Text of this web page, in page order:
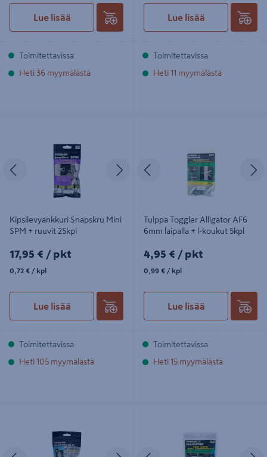
Lue lisää
Toimitettavissa
Heti 36 myymälästä
Lue lisää
Toimitettavissa
Heti 11 myymälästä
Edellinen Seuraava
Kipsilevyankkuri Snapskru Mini
SPM + ruuvit 25kpl
17,95€/pkt
17,95 € / pkt
0,72€/kpl
0,72 € / kpl
Lue lisää
Toimitettavissa
Heti 105 myymälästä
Edellinen
Tulppa Toggler Alligator AF6
6mm laipalla + l-koukut 5kpl
4,95€/pkt
4,95 € / pkt
0,99€/kpl
0,99 € / kpl
Lue lisää
Toimitettavissa
Heti 15 myymälästä
Edellinen SeuraavaEdellinen